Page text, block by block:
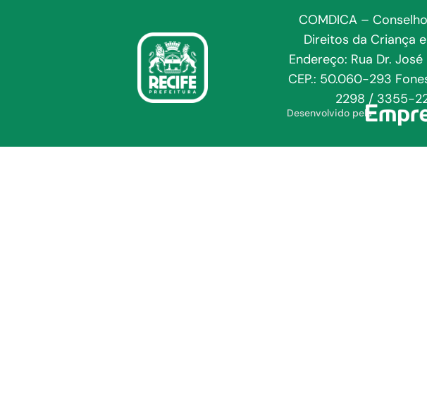
COMDICA –
Direitos da Criança
Endereço: Rua Dr.
CEP.: 50.060-293
2298 / 3355-
Desenvolvido pela